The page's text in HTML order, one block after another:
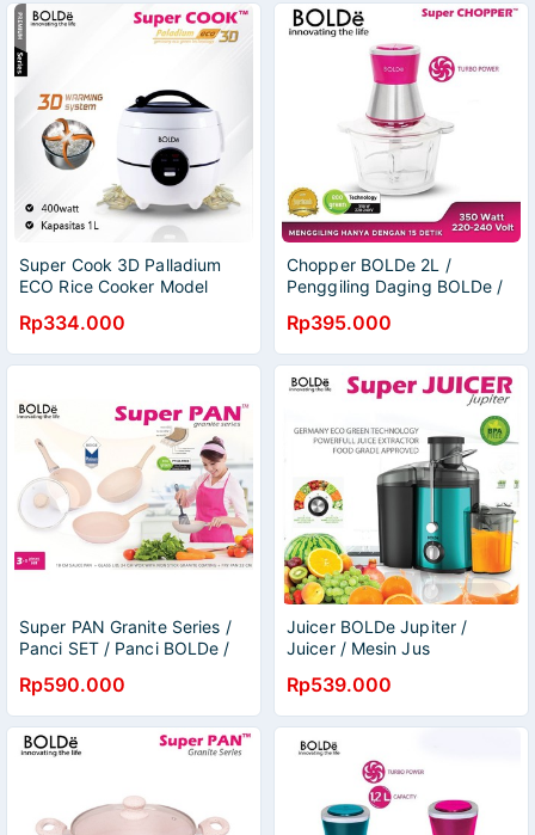
Super Cook 3D Palladium
ECO Rice Cooker Model
Rp334.000
Chopper BOLDe 2L /
Penggiling Daging BOLDe /
Rp395.000
Super PAN Granite Series /
Panci SET / Panci BOLDe /
/ Fry Pan BOLDe
Rp590.000
Juicer BOLDe Jupiter /
Juicer / Mesin Jus
Rp539.000